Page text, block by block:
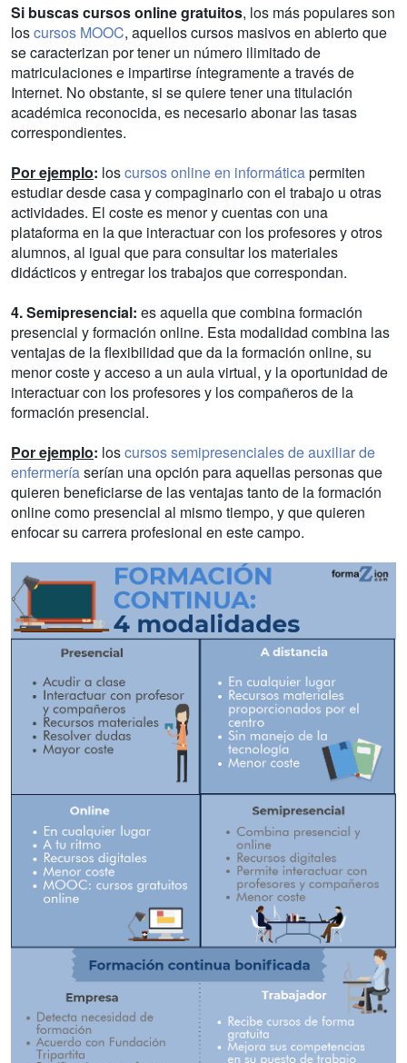
Si buscas cursos online gratuitos, los más populares son
loscursos MOOC, aquellos cursos masivos en abierto que
se caracterizan por tener un número ilimitado de
matriculaciones e impartirse íntegramente a través de
Internet. No obstante, si se quiere tener una titulación
académica reconocida, es necesario abonar las tasas
correspondientes.
Por ejemplo: loscursos online en informáticapermiten
estudiar desde casa y compaginarlo con el trabajo u otras
actividades. El coste es menor y cuentas con una
plataforma en la que interactuar con los profesores y otros
alumnos, al igual que para consultar los materiales
didácticos y entregar los trabajos que correspondan.
4. Semipresencial: es aquella que combina formación
presencial y formación online. Esta modalidad combina las
ventajas de la flexibilidad que da la formación online, su
menor coste y acceso a un aula virtual, y la oportunidad de
interactuar con los profesores y los compañeros de la
formación presencial.
Por ejemplo: loscursos semipresenciales de auxiliar de
enfermeríaserían una opción para aquellas personas que
quieren beneficiarse de las ventajas tanto de la formación
online como presencial al mismo tiempo, y que quieren
enfocar su carrera profesional en este campo.